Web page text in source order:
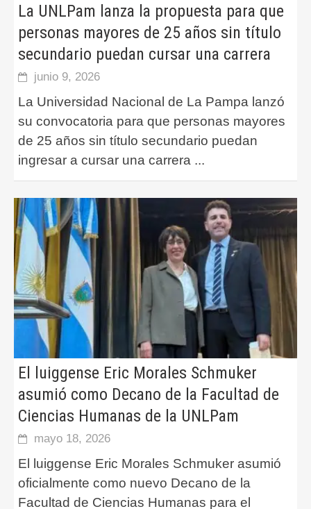
La UNLPam lanza la propuesta para que
personas mayores de 25 años sin título
secundario puedan cursar una carrera
junio 9, 2026
La Universidad Nacional de La Pampa lanzó
su convocatoria para que personas mayores
de 25 años sin título secundario puedan
ingresar a cursar una carrera ...
El luiggense Eric Morales Schmuker
asumió como Decano de la Facultad de
Ciencias Humanas de la UNLPam
mayo 18, 2026
El luiggense Eric Morales Schmuker asumió
oficialmente como nuevo Decano de la
Facultad de Ciencias Humanas para el